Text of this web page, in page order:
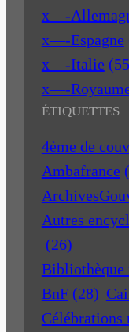
x—-
x—-Espagne
x—-Italie
x—-
ÉTIQUETTES
4ème de
Ambafrance
Autres
(26)
Bibliothèque
BnF (28)
Célébrations